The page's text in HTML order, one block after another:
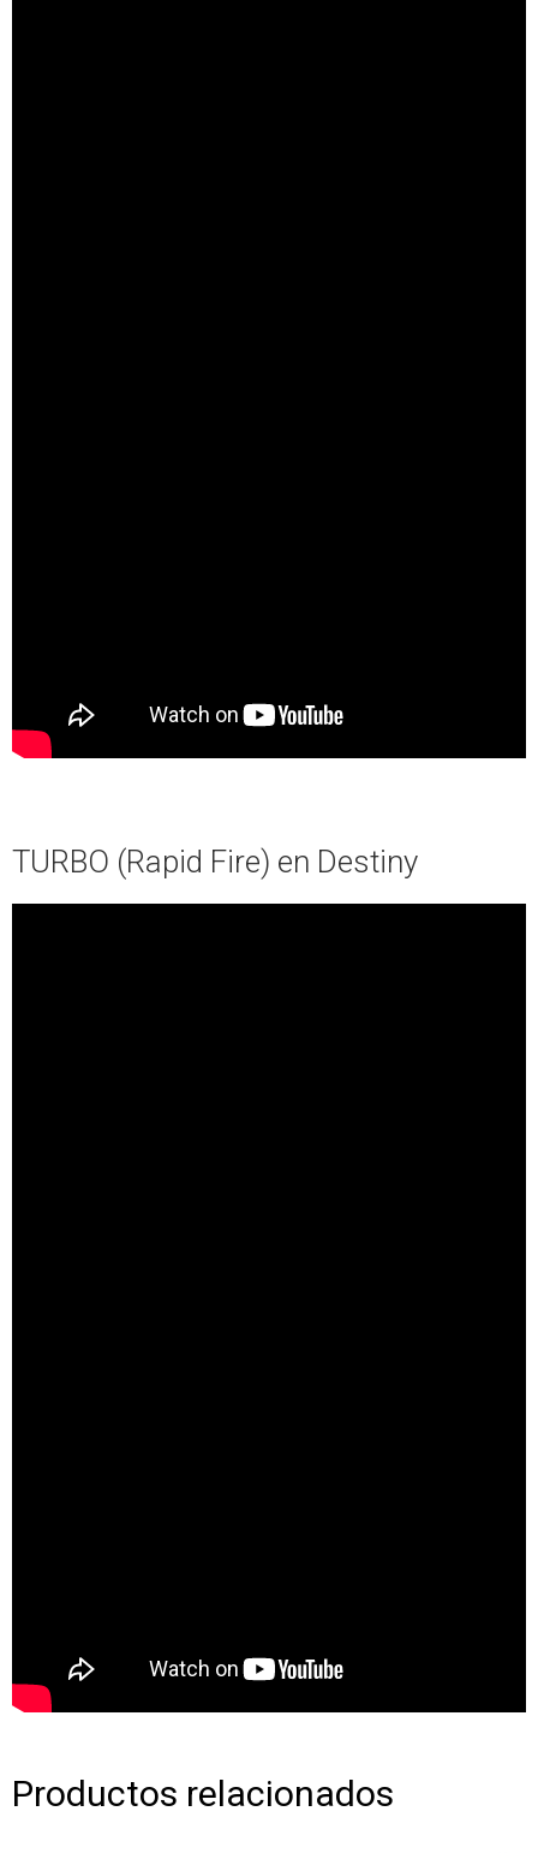
TURBO (Rapid Fire) en Destiny
Productos relacionados